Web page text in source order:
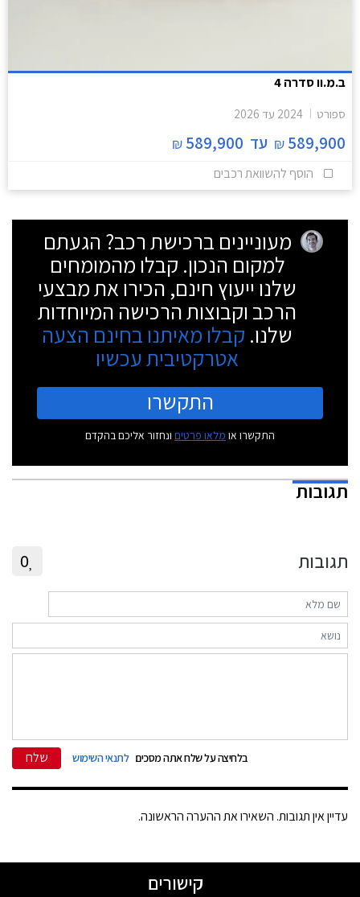
ב.מ.וו סדרה 4
ספורט 2024 עד 2026
589,900
₪ עד 589,900
₪
הוסף להשוואת רכבים
מעוניינים ברכישת רכב? הגעתם
למקום הנכון. קבלו מהמומחים
שלנו ייעוץ חינם, הכירו את מבצעי
הרכב וקבוצות הרכישה המיוחדות
שלנו. קבלו מאיתנו בחינם הצעה
אטרקטיבית עכשיו
התקשרו
התקשרו או מלאו פרטים ונחזור אליכם בהקדם
תגובות
תגובות 0
בלחיצה על שלח אתה מסכים לתנאי השימוש שלח
עדיין אין תגובות. השאירו את ההערה הראשונה.
קישורים